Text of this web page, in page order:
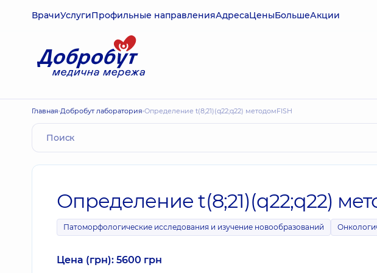
ВрачиУслугиПрофильные направленияАдресаЦеныБольшеАкции
Главная Добробут лаборатория Определение t(8;21)(q22;q22) методомFISH
Определение t(8;21)(q22;q22)
Патоморфологические исследования и изучение новообразований
Цена (грн): 5600 грн